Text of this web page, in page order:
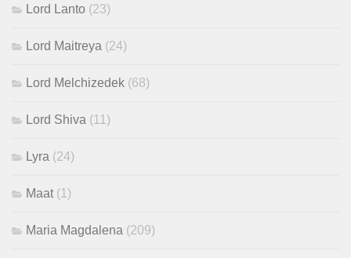
Lord Lanto (23)
Lord Maitreya (24)
Lord Melchizedek (68)
Lord Shiva (11)
Lyra (24)
Maat (1)
Maria Magdalena (209)